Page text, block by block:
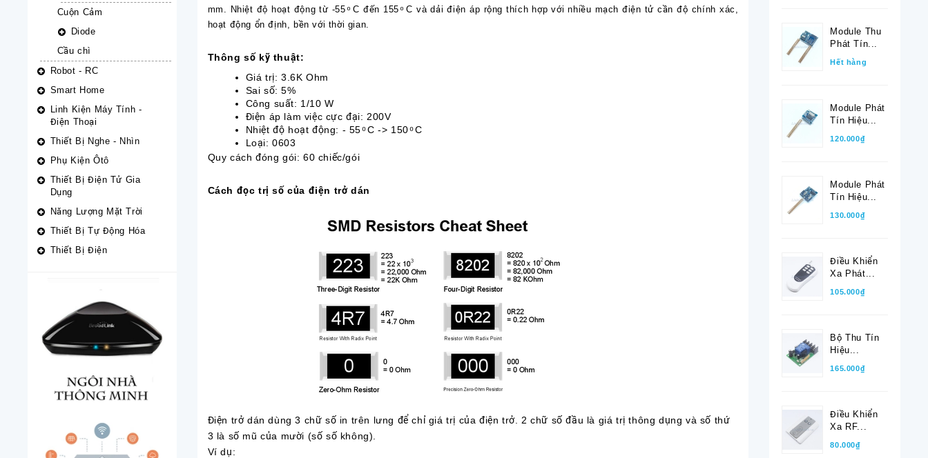
Cuộn Cảm
Diode
Cầu chì
Robot - RC
Smart Home
Linh Kiện Máy Tính -
Điện Thoại
Thiết Bị Nghe - Nhìn
Phụ Kiện Ôtô
Thiết Bị Điện Tử Gia
Dụng
Năng Lượng Mặt Trời
Thiết Bị Tự Động Hóa
Thiết Bị Điện
mm. Nhiệt độ hoạt động từ -55 ͦ C đến 155 ͦ C và dải điện áp rộng thích hợp với nhiều mạch điện tử cần độ chính xác,
hoạt động ổn định, bền với thời gian.
Thông số kỹ thuật:
Giá trị: 3.6K Ohm
Sai số: 5%
Công suất: 1/10 W
Điện áp làm việc cực đại: 200V
Nhiệt độ hoạt động: - 55 ͦ C -> 150 ͦ C
Loại: 0603
Quy cách đóng gói: 60 chiếc/gói
Cách đọc trị số của điện trở dán
Điện trở dán dùng 3 chữ số in trên lưng để chỉ giá trị của điện trở. 2 chữ số đầu là giá trị thông dụng và số thứ
3 là số mũ của mười (số số không).
Ví dụ:
Module Thu
Phát Tín...
Hết hàng
Module Phát
Tín Hiệu...
120.000₫
Module Phát
Tín Hiệu...
130.000₫
Điều Khiển
Xa Phát...
105.000₫
Bộ Thu Tín
Hiệu...
165.000₫
Điều Khiển
Xa RF...
80.000₫